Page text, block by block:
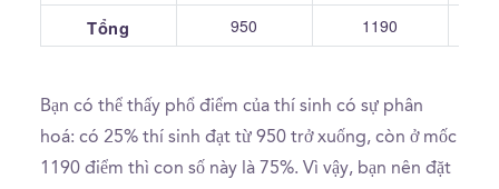
Tổng 950 1190
Bạn có thể thấy phổ điểm của thí sinh có sự phân
hoá: có 25% thí sinh đạt từ 950 trở xuống, còn ở mốc
1190 điểm thì con số này là 75%. Vì vậy, bạn nên đặt